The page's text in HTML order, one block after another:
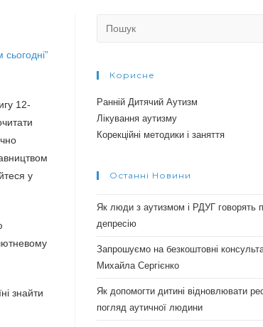
сьогодні”
12-
у
знайти
Корисне
Ранній Дитячий Аутизм
Лікування аутизму
Корекційні методики і заняття
Останні Новини
Як люди з аутизмом і РДУГ говорять
депресію
Запрошуємо на безкоштовні
Михайла Сергієнко
Як допомогти дитині відновлювати
погляд аутичної людини